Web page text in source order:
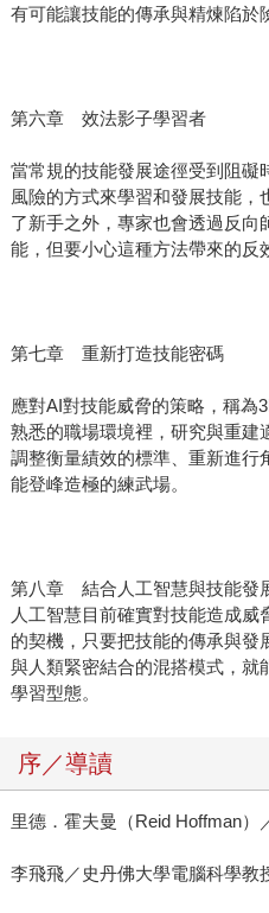
有可能讓技能的傳承與精煉陷於
第六章 效法影子學習者
當常規的技能發展途徑受到阻礙
風險的方式來學習和發展技能
了新手之外，專家也會透過反向
能，但要小心這種方法帶來的反
第七章 重新打造技能密碼
應對AI對技能威脅的策略，稱
熟悉的職場環境裡，研究與重建
調整衡量績效的標準、重新進行
能登峰造極的練武場。
第八章 結合人工智慧與技能發
人工智慧目前確實對技能造成
的契機，只要把技能的傳承與
與人類緊密結合的混搭模式，就
學習型態。
序／導讀
里德．霍夫曼（Reid Hoffman）
李飛飛／史丹佛大學電腦科學教